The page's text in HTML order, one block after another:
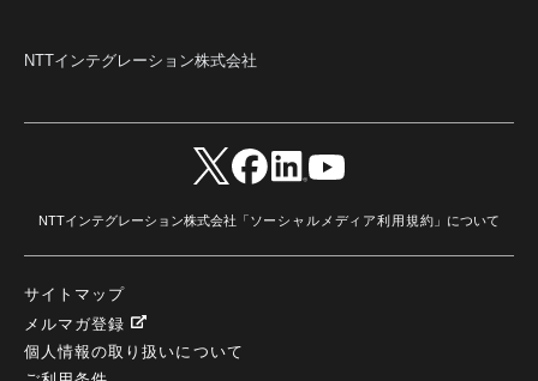
NTTインテグレーション株式会社
NTTインテグレーション株式会社「ソーシャルメディア利用規約 」について
サイトマップ
メルマガ登録
個人情報の取り扱いについて